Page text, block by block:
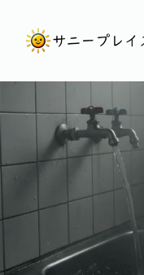
ン
キ
プ